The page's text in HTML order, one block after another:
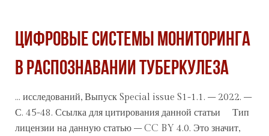
ЦИФРОВЫЕ СИСТЕМЫ МОНИТОРИНГА
В РАСПОЗНАВАНИИ ТУБЕРКУЛЕЗА
... исследований, Выпуск Special issue S1-1.1. – 2022. –
С. 45-48. Ссылка для цитирования данной статьи Тип
лицензии на данную статью – CC BY 4.0. Это значит,